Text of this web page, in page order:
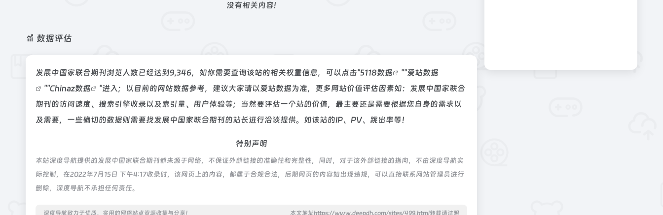
没有相关内容!
数据评估
发展中国家联合期刊浏览人数已经达到9,346，如你需要查询该站的相关权重信息，可以点击"5118数据 ""爱站数据
""Chinaz数据
"进入；以目前的网站数据参考，建议大家请以爱站数据为准，更多网站价值评估因素如：发展中国家联合
期刊的访问速度、搜索引擎收录以及索引量、用户体验等；当然要评估一个站的价值，最主要还是需要根据您自身的需求以
及需要，一些确切的数据则需要找发展中国家联合期刊的站长进行洽谈提供。如该站的IP、PV、跳出率等！
特别声明
本站深度导航提供的发展中国家联合期刊都来源于网络，不保证外部链接的准确性和完整性，同时，对于该外部链接的指向，不由深度导航实
际控制，在2022年7月15日 下午4:17收录时，该网页上的内容，都属于合规合法，后期网页的内容如出现违规，可以直接联系网站管理员进行
删除，深度导航不承担任何责任。
深度导航致力于优质、实用的网络站点资源收集与分享！ 本文地址https://www.deepdh.com/sites/499.html转载请注明